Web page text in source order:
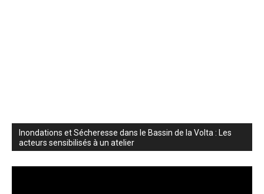
Inondations et Sécheresse dans le Bassin de la Volta : Les
acteurs sensibilisés à un atelier